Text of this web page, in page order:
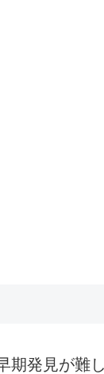
期発見が難